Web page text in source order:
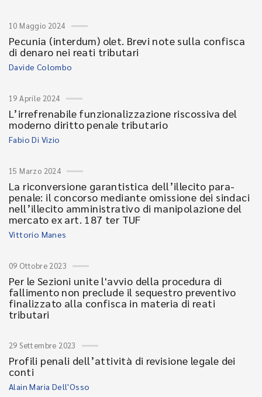
10 Maggio 2024
Pecunia (interdum) olet. Brevi note sulla confisca
di denaro nei reati tributari
Davide Colombo
19 Aprile 2024
L’irrefrenabile funzionalizzazione riscossiva del
moderno diritto penale tributario
Fabio Di Vizio
15 Marzo 2024
La riconversione garantistica dell’illecito para-
penale: il concorso mediante omissione dei sindaci
nell’illecito amministrativo di manipolazione del
mercato ex art. 187 ter TUF
Vittorio Manes
09 Ottobre 2023
Per le Sezioni unite l'avvio della procedura di
fallimento non preclude il sequestro preventivo
finalizzato alla confisca in materia di reati
tributari
29 Settembre 2023
Profili penali dell’attività di revisione legale dei
conti
Alain Maria Dell'Osso